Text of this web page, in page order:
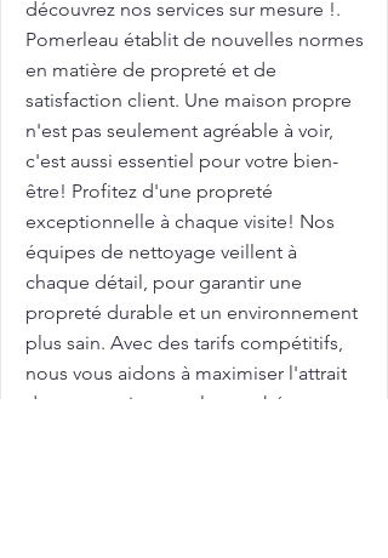
découvrez nos services sur mesure !.
Pomerleau établit de nouvelles normes
en matière de propreté et de
satisfaction client. Une maison propre
n'est pas seulement agréable à voir,
c'est aussi essentiel pour votre bien-
être! Profitez d'une propreté
exceptionnelle à chaque visite! Nos
équipes de nettoyage veillent à
chaque détail, pour garantir une
propreté durable et un environnement
plus sain. Avec des tarifs compétitifs,
nous vous aidons à maximiser l'attrait
de votre maison sur le marché